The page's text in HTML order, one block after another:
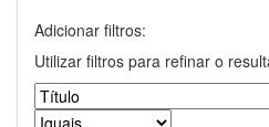
Adicionar filtros:
Utilizar filtros para refinar o